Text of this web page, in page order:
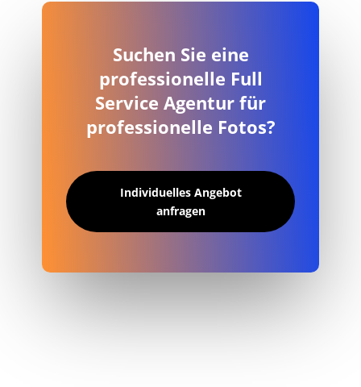
Suchen Sie eine
professionelle Full
Service Agentur für
professionelle Fotos?
Individuelles Angebot
anfragen